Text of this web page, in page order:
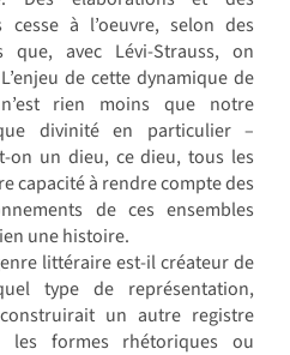
à l’oeuvre, selon des
que, avec Lévi-Strauss, on
de cette dynamique de
rien moins que notre
divinité en particulier –
on un dieu, ce dieu, tous les
capacité à rendre compte des
de ces ensembles
une histoire.
littéraire est-il créateur de
type de représentation,
un autre registre
les formes rhétoriques ou